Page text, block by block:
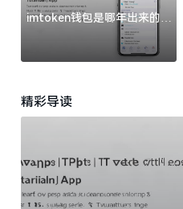
imtoken钱包是哪年出来的？
一文给你说清楚
精彩导读